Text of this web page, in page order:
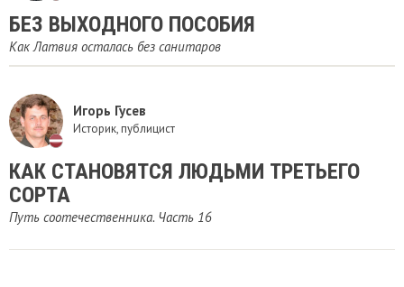
БЕЗ ВЫХОДНОГО ПОСОБИЯ
Как Латвия осталась без санитаров
Игорь Гусев
Историк, публицист
КАК СТАНОВЯТСЯ ЛЮДЬМИ ТРЕТЬЕГО
СОРТА
Путь соотечественника. Часть 16